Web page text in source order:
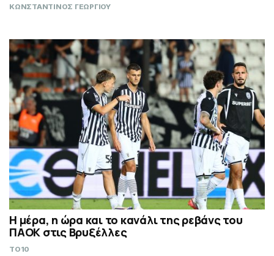
ΚΩΝΣΤΑΝΤΙΝΟΣ ΓΕΩΡΓΙΟΥ
Η μέρα, η ώρα και το κανάλι της ρεβάνς του
ΠΑΟΚ στις Βρυξέλλες
TO10